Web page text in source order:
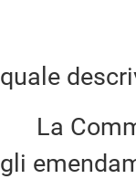
quale
La
gli